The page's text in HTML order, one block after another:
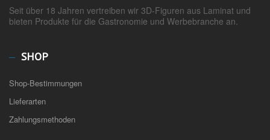
Seit über 18 Jahren vertreiben wir 3D-Figuren aus Laminat und
bieten Produkte für die Gastronomie und Werbebranche an.
SHOP
Shop-Bestimmungen
Lieferarten
Zahlungsmethoden